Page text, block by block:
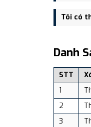
Xã Trà
Tôi có
dịch vụ và
Danh
STT
1
2
3